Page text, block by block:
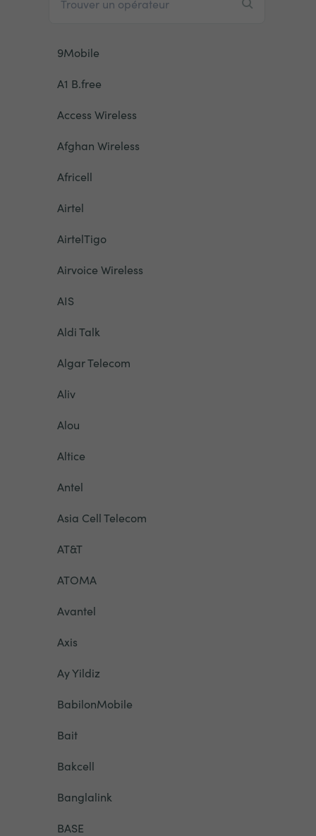
9Mobile
A1 B.free
Access Wireless
Afghan Wireless
Africell
Airtel
AirtelTigo
Airvoice Wireless
AIS
Aldi Talk
Algar Telecom
Aliv
Alou
Altice
Antel
Asia Cell Telecom
AT&T
ATOMA
Avantel
Axis
Ay Yildiz
BabilonMobile
Bait
Bakcell
Banglalink
BASE